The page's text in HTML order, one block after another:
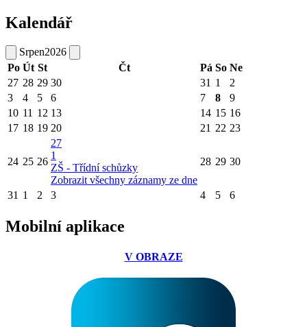
Kalendář
Srpen2026
Po Út St Čt Pá So Ne
27 28 29 30 31 1
2
3
4 5 6 7 8
9
10 11 12 13 14 15 16
17 18 19 20 21 22 23
24 25 26
27
1
ZŠ - Třídní schůzky
Zobrazit všechny záznamy ze dne
28 29 30
31 1 2 3 4 5 6
Mobilní aplikace
V OBRAZE